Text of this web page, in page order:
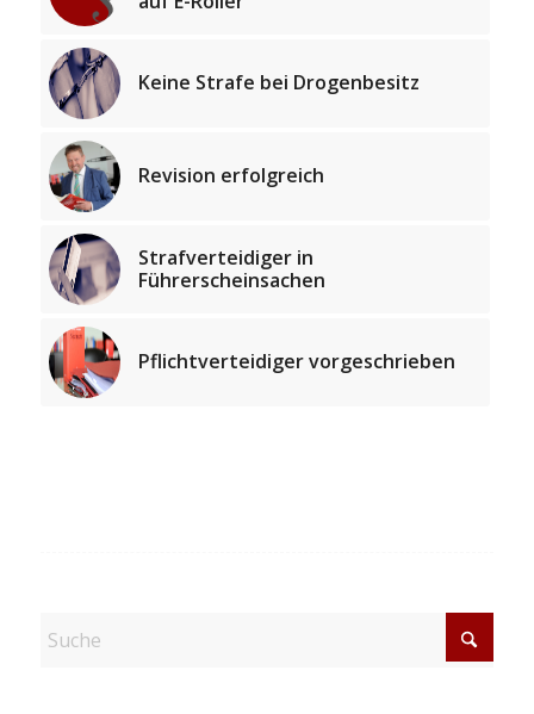
Keine Strafe bei Drogenbesitz
Revision erfolgreich
Strafverteidiger in
Führerscheinsachen
Pflichtverteidiger vorgeschrieben